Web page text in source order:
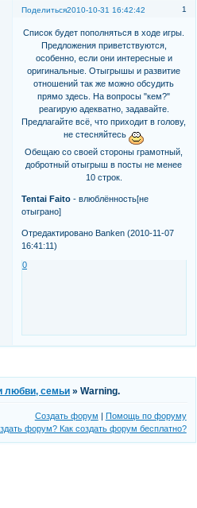
Поделиться 1
2010-10-31 16:42:42
Список будет пополняться в ходе игры.
Предложения приветствуются,
особенно, если они интересные и
оригинальные. Отыгрышы и развитие
отношений так же можно обсудить
прямо здесь. На вопросы "кем?"
реагирую адекватно, задавайте.
Предлагайте всё, что приходит в голову,
не стесняйтесь
Обещаю со своей стороны грамотный,
добротный отыгрыш в посты не менее
10 строк.
Tentai Faito - влюблённость[не
отыграно]
Отредактировано Banken (2010-11-07
16:41:11)
0
любви, семьи »Warning.
Создать форум | Помощь по форуму